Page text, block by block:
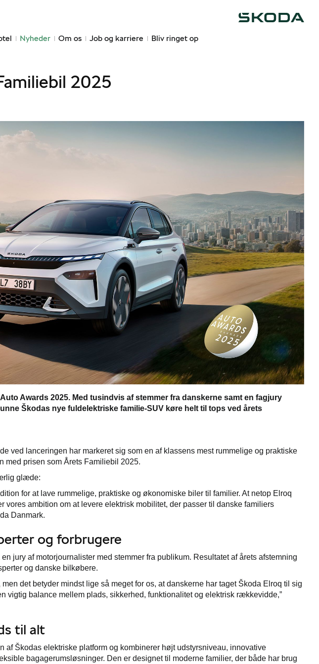
Nyheder Om os Job og karriere Bliv ringet op
2025
Awards 2025. Med tusindvis af stemmer fra danskerne samt en fagjury
Škodas nye fuldelektriske familie-SUV køre helt til tops ved årets
ved lanceringen har markeret sig som en af klassens mest rummelige og praktiske
med prisen som Årets Familiebil 2025.
glæde:
for at lave rummelige, praktiske og økonomiske biler til familier. At netop Elroq
vores ambition om at levere elektrisk mobilitet, der passer til danske familiers
Danmark.
og forbrugere
jury af motorjournalister med stemmer fra publikum. Resultatet af årets afstemning
og danske bilkøbere.
det betyder mindst lige så meget for os, at danskerne har taget Škoda Elroq til sig
vigtig balance mellem plads, sikkerhed, funktionalitet og elektrisk rækkevidde,”
til alt
af Škodas elektriske platform og kombinerer højt udstyrsniveau, innovative
bagagerumsløsninger. Den er designet til moderne familier, der både har brug